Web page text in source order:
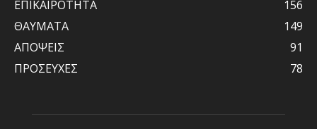
ΕΠΙΚΑΙΡΟΤΗΤΑ
156
ΘΑΥΜΑΤΑ
149
ΑΠΟΨΕΙΣ
91
ΠΡΟΣΕΥΧΕΣ
78